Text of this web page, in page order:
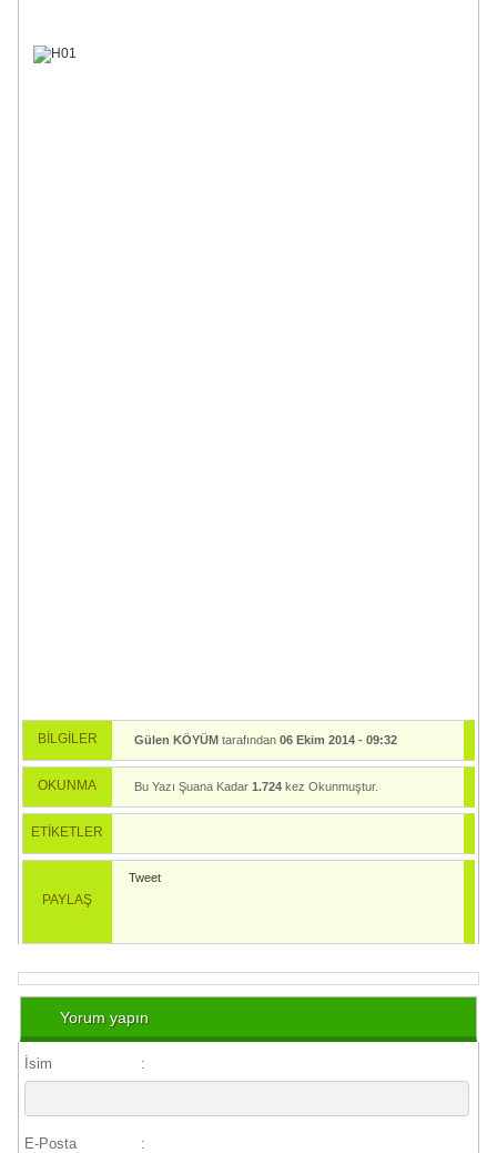
BİLGİLER Gülen KÖYÜMtarafından 06 Ekim 2014 - 09:32
OKUNMA Bu Yazı Şuana Kadar 1.724kez Okunmuştur.
ETİKETLER
PAYLAŞ
Tweet
Yorum yapın
İsim :
E-Posta :